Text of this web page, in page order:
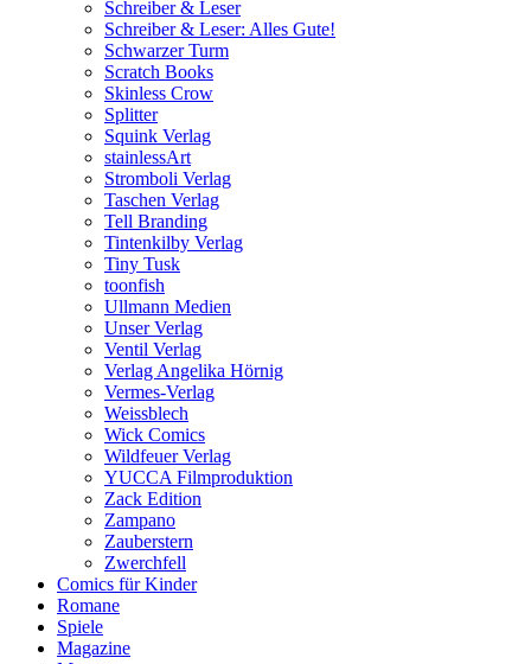
Schreiber & Leser
Schreiber & Leser: Alles Gute!
Schwarzer Turm
Scratch Books
Skinless Crow
Splitter
Squink Verlag
stainlessArt
Stromboli Verlag
Taschen Verlag
Tell Branding
Tintenkilby Verlag
Tiny Tusk
toonfish
Ullmann Medien
Unser Verlag
Ventil Verlag
Verlag Angelika Hörnig
Vermes-Verlag
Weissblech
Wick Comics
Wildfeuer Verlag
YUCCA Filmproduktion
Zack Edition
Zampano
Zauberstern
Zwerchfell
Comics für Kinder
Romane
Spiele
Magazine